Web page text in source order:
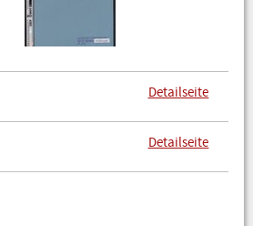
Detailseite
Detailseite